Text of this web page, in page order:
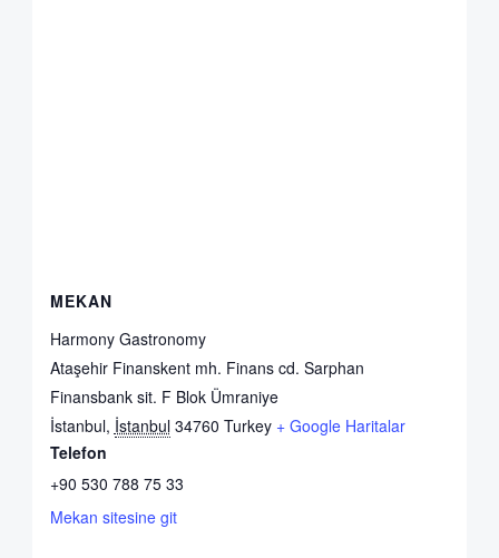
MEKAN
Harmony Gastronomy
Ataşehir Finanskent mh. Finans cd. Sarphan
Finansbank sit. F Blok Ümraniye
İstanbul, İstanbul 34760 Turkey + Google Haritalar
Telefon
+90 530 788 75 33
Mekan sitesine git